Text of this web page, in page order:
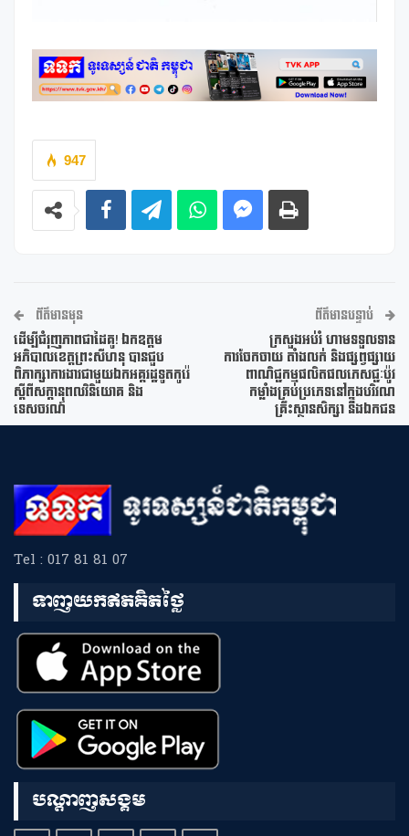
947
ព័ត៌មានមុន
ដើម្បីជំរុញភាពជាដៃគូ! ឯកឧត្តម
អភិបាលខេត្តព្រះសីហនុ បានជួប
ពិភាក្សាការងារជាមួយឯកអគ្គរដ្ឋទូតកូរ៉េ
ស្តីពីសក្តានុពលវិនិយោគ និង
ទេសចរណ៍
ព័ត៌មានបន្ទាប់
ក្រសួងអប់រំ ហាមទទួលទាន
ការចែកចាយ តាំងលក់ និងផ្សព្វផ្សាយ
ពាណិជ្ជកម្មផលិតផលភេសជ្ជៈប៉ូវ
កម្លាំងគ្រប់ប្រភេទនៅក្នុងបរិវណ
គ្រឹះស្ថានសិក្សា និងឯកជន
Tel : 017 81 81 07
ទាញយកឥតគិតថ្លៃ
បណ្តាញសង្គម